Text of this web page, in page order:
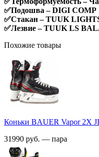
✅Подошва – DIGI COMP
✅Стакан – TUUK
✅Лезвие – TUUK LS
Похожие товары
Коньки BAUER Vapor 2X
31990 руб. — пара